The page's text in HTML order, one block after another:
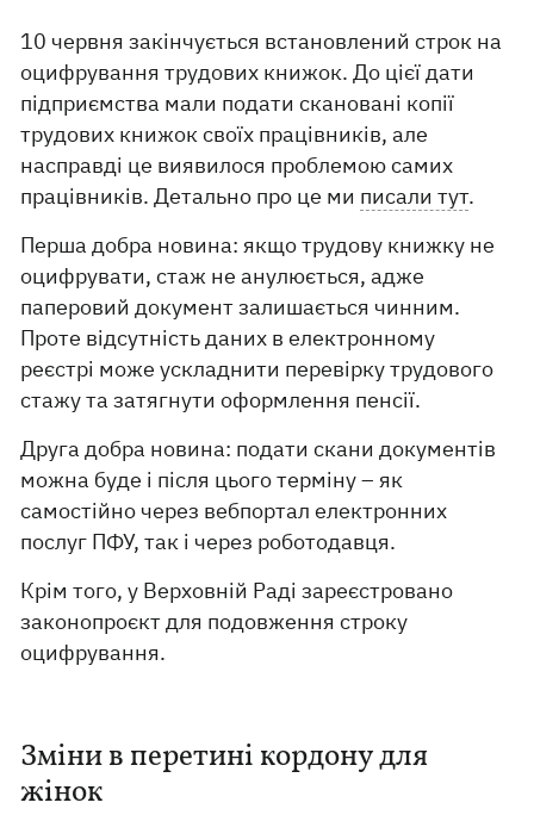
10 червня закінчується встановлений строк на
оцифрування трудових книжок. До цієї дати
підприємства мали подати скановані копії
трудових книжок своїх працівників, але
насправді це виявилося проблемою самих
працівників. Детально про це ми писали тут.
Перша добра новина: якщо трудову книжку не
оцифрувати, стаж не анулюється, адже
паперовий документ залишається чинним.
Проте відсутність даних в електронному
реєстрі може ускладнити перевірку трудового
стажу та затягнути оформлення пенсії.
Друга добра новина: подати скани документів
можна буде і після цього терміну – як
самостійно через вебпортал електронних
послуг ПФУ, так і через роботодавця.
Крім того, у Верховній Раді зареєстровано
законопроєкт для подовження строку
оцифрування.
Зміни в перетині кордону для
жінок